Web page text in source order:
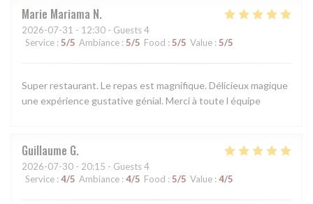
Marie Mariama N
2026-07-31 - 12:30 - Guests 4
Service : 5/5 Ambiance : 5/5 Food : 5/5 Value : 5/5
Super restaurant. Le repas est magnifique. Délicieux magique
une expérience gustative génial. Merci à toute l équipe
Guillaume G
2026-07-30 - 20:15 - Guests 4
Service : 4/5 Ambiance : 4/5 Food : 5/5 Value : 4/5